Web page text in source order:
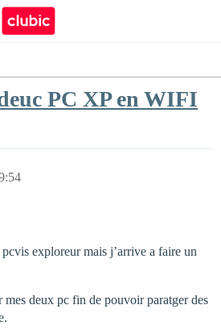
PC XP en WIFI
exploreur mais j’arrive a faire un
deux pc fin de pouvoir paratger des